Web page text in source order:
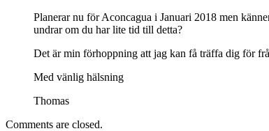
Planerar nu för Aconcagua i Januari 2018 men
undrar om du har lite tid till detta?
Det är min förhoppning att jag kan få träffa dig för
Med vänlig hälsning
Thomas
Comments are closed.